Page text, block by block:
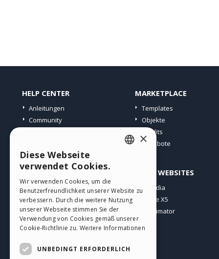
HELP CENTER
Anleitungen
Community
MARKETPLACE
Templates
Objekte
Credits
Angebote
PROFIL
Meine Beiträge
Meine Lizenz
Download
Webhosting
ANDERE WEBSITES
Incomedia
WebSite X5
WebAnimator
GERMAN
SPANISH
PORTUGUESE
×
Diese Webseite
verwendet Cookies.
Wir verwenden Cookies, um die
Benutzerfreundlichkeit unserer Website zu
verbessern. Durch die weitere Nutzung
unserer Webseite stimmen Sie der
Verwendung von Cookies gemäß unserer
Cookie-Richtlinie zu. Weitere Informationen
UNBEDINGT ERFORDERLICH